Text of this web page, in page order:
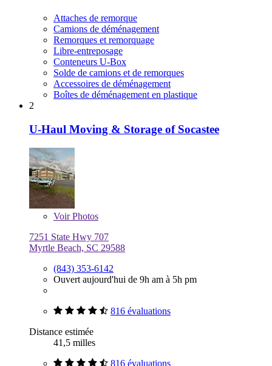
Attaches de remorque
Camions de déménagement
Remorques et remorquage
Libre-entreposage
Conteneurs U-Box
Solde de camions et de remorques
Accessoires de déménagement
Boîtes de déménagement en plastique
2
U-Haul Moving & Storage of Socastee
VoirPhotos
7251 State Hwy 707
Myrtle Beach, SC 29588
(843) 353-6142
Ouvert aujourd'hui de 9h am à 5h pm
816 évaluations
Distance estimée
41,5 milles
816 évaluations